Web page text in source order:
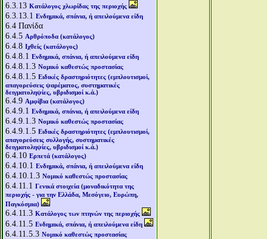
6.3.13 Κατάλογος χλωρίδας της περιοχής
6.3.13.1 Ενδημικά, σπάνια, ή απειλούμενα είδη
6.4 Πανίδα
6.4.5 Αρθρόποδα (κατάλογος)
6.4.8 Ιχθείς (κατάλογος)
6.4.8.1 Ενδημικά, σπάνια, ή απειλούμενα είδη
6.4.8.1.3 Νομικό καθεστώς προστασίας
6.4.8.1.5 Ειδικές δραστηριότητες (εμπλουτισμοί,
απαγορεύσεις ψαρέματος, συστηματικές
δειγματοληψίες, υβριδισμοί κ.ά.)
6.4.9 Αμφίβια (κατάλογος)
6.4.9.1 Ενδημικά, σπάνια, ή απειλούμενα είδη
6.4.9.1.3 Νομικό καθεστώς προστασίας
6.4.9.1.5 Ειδικές δραστηριότητες (εμπλουτισμοί,
απαγορεύσεις συλλογής, συστηματικές
δειγματοληψίες, υβριδισμοί κ.ά.)
6.4.10 Ερπετά (κατάλογος)
6.4.10.1 Ενδημικά, σπάνια, ή απειλούμενα είδη
6.4.10.1.3 Νομικό καθεστώς προστασίας
6.4.11.1 Γενικά στοιχεία (μοναδικότητα της
περιοχής - για την Ελλάδα, Μεσόγειο, Ευρώπη,
Παγκόσμια)
6.4.11.3 Κατάλογος των πτηνών της περιοχής
6.4.11.5 Ενδημικά, σπάνια, ή απειλούμενα είδη
6.4.11.5.3 Νομικό καθεστώς προστασίας